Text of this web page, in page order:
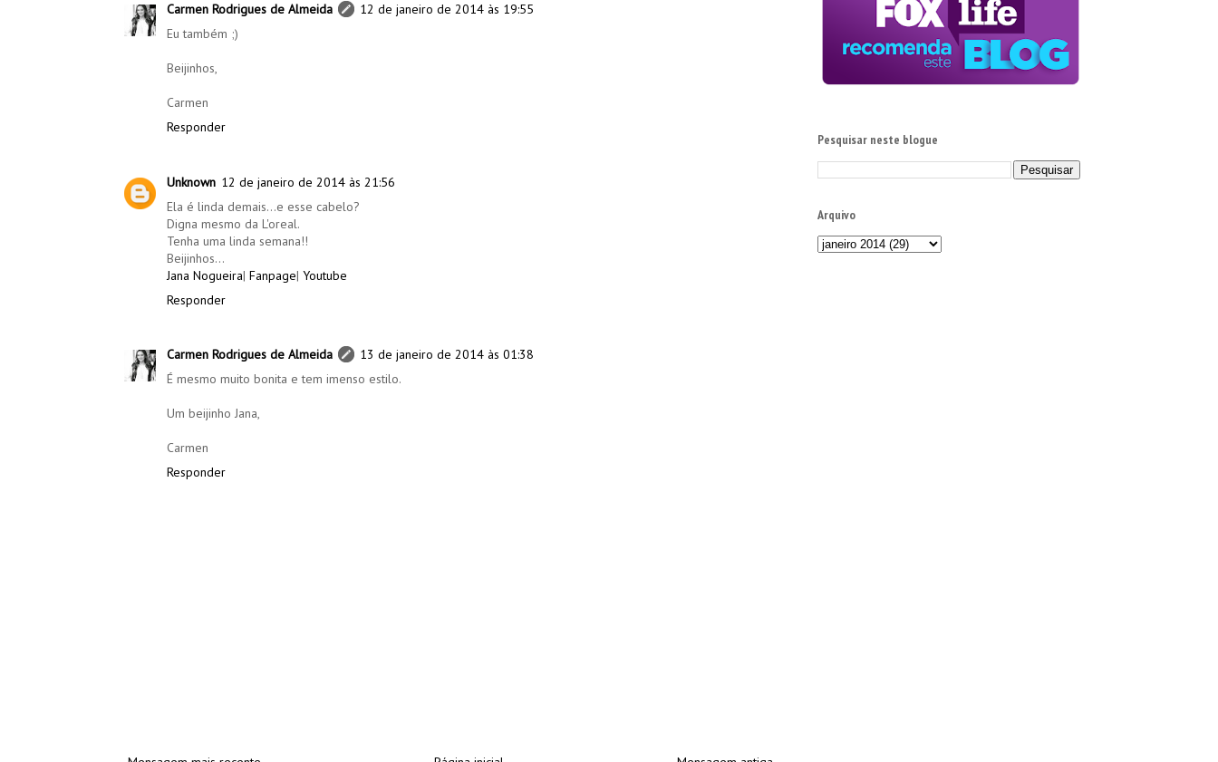
Carmen Rodrigues de Almeida
12 de janeiro de 2014 às 19:55
Eu também ;)
Beijinhos,
Carmen
Responder
Unknown 12 de janeiro de 2014 às 21:56
Ela é linda demais...e esse cabelo?
Digna mesmo da L'oreal.
Tenha uma linda semana!!
Beijinhos...
Jana Nogueira| Fanpage| Youtube
Responder
Carmen Rodrigues de Almeida
13 de janeiro de 2014 às 01:38
É mesmo muito bonita e tem imenso estilo.
Um beijinho Jana,
Carmen
Responder
Pesquisar neste blogue
Arquivo